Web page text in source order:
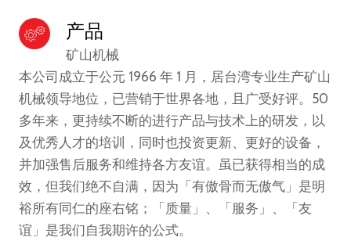
产品
矿山机械
本公司成立于公元 1966 年 1 月，居台湾专业生产矿山
机械领导地位，已营销于世界各地，且广受好评。50
多年来，更持续不断的进行产品与技术上的研发，以
及优秀人才的培训，同时也投资更新、更好的设备，
并加强售后服务和维持各方友谊。虽已获得相当的成
效，但我们绝不自满，因为「有傲骨而无傲气」是明
裕所有同仁的座右铭；「质量」、「服务」、「友
谊」是我们自我期许的公式。